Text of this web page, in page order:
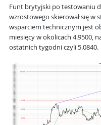
Funt brytyjski po testowaniu
wzrostowego skierował się w
wsparciem technicznym jest
miesięcy w okolicach 4.9500,
ostatnich tygodni czyli 5.0840.